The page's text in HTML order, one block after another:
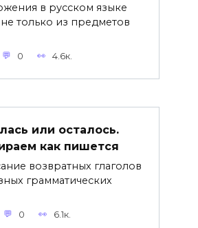
в русском языке
не только из предметов
0 4.6к.
или осталось.
как пишется
возвратных глаголов
грамматических
0 6.1к.